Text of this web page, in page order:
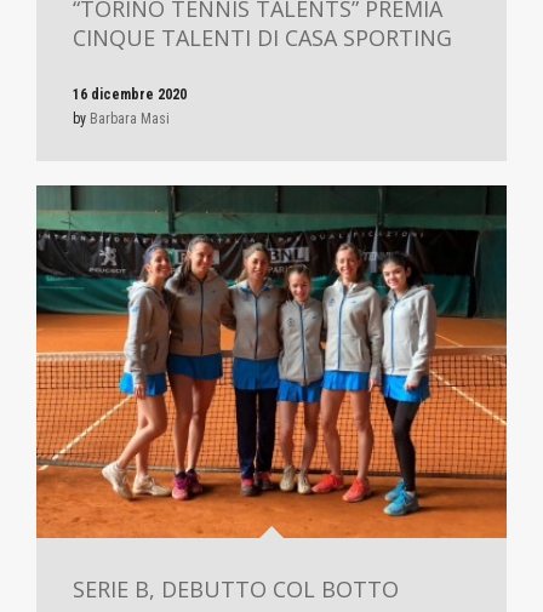
“TORINO TENNIS TALENTS” PREMIA
CINQUE TALENTI DI CASA SPORTING
16 dicembre 2020
by Barbara Masi
SERIE B, DEBUTTO COL BOTTO